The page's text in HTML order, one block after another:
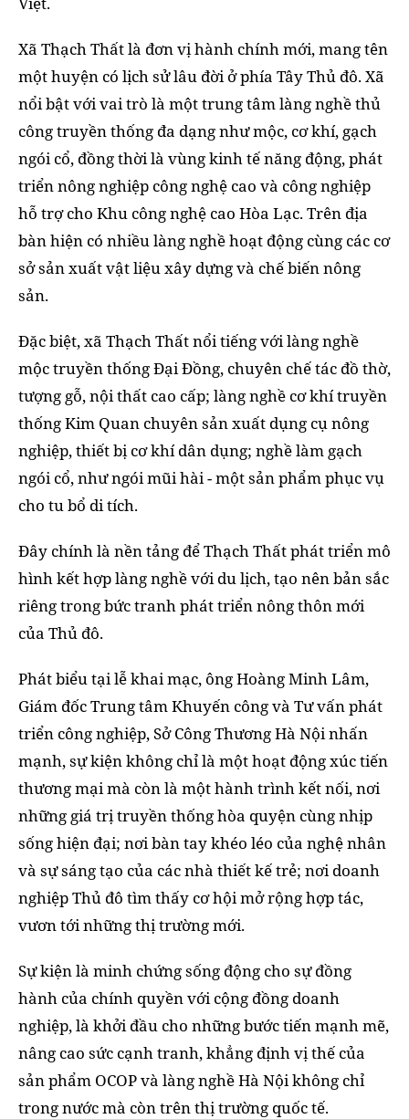
Xã Thạch Thất là đơn vị hành chính mới, mang tên
một huyện có lịch sử lâu đời ở phía Tây Thủ đô. Xã
nổi bật với vai trò là một trung tâm làng nghề thủ
công truyền thống đa dạng như mộc, cơ khí, gạch
ngói cổ, đồng thời là vùng kinh tế năng động, phát
triển nông nghiệp công nghệ cao và công nghiệp
hỗ trợ cho Khu công nghệ cao Hòa Lạc. Trên địa
bàn hiện có nhiều làng nghề hoạt động cùng các cơ
sở sản xuất vật liệu xây dựng và chế biến nông
sản.
Đặc biệt, xã Thạch Thất nổi tiếng với làng nghề
mộc truyền thống Đại Đồng, chuyên chế tác đồ thờ,
tượng gỗ, nội thất cao cấp; làng nghề cơ khí truyền
thống Kim Quan chuyên sản xuất dụng cụ nông
nghiệp, thiết bị cơ khí dân dụng; nghề làm gạch
ngói cổ, như ngói mũi hài - một sản phẩm phục vụ
cho tu bổ di tích.
Đây chính là nền tảng để Thạch Thất phát triển mô
hình kết hợp làng nghề với du lịch, tạo nên bản sắc
riêng trong bức tranh phát triển nông thôn mới
của Thủ đô.
Phát biểu tại lễ khai mạc, ông Hoàng Minh Lâm,
Giám đốc Trung tâm Khuyến công và Tư vấn phát
triển công nghiệp, Sở Công Thương Hà Nội nhấn
mạnh, sự kiện không chỉ là một hoạt động xúc tiến
thương mại mà còn là một hành trình kết nối, nơi
những giá trị truyền thống hòa quyện cùng nhịp
sống hiện đại; nơi bàn tay khéo léo của nghệ nhân
và sự sáng tạo của các nhà thiết kế trẻ; nơi doanh
nghiệp Thủ đô tìm thấy cơ hội mở rộng hợp tác,
vươn tới những thị trường mới.
Sự kiện là minh chứng sống động cho sự đồng
hành của chính quyền với cộng đồng doanh
nghiệp, là khởi đầu cho những bước tiến mạnh mẽ,
nâng cao sức cạnh tranh, khẳng định vị thế của
sản phẩm OCOP và làng nghề Hà Nội không chỉ
trong nước mà còn trên thị trường quốc tế.